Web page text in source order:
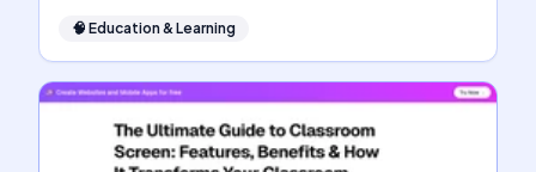
🧠 Education & Learning